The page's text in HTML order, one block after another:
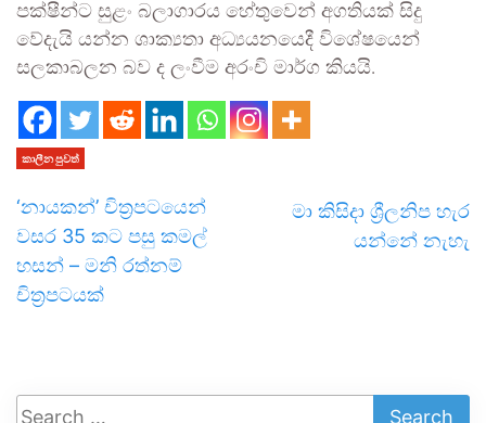
පක්ෂීන්ට සුළං බලාගාරය හේතුවෙන් අගතියක් සිදු
වේදැයි යන්න ශාක්‍යතා අධ්‍යයනයෙදී විශේෂයෙන්
සලකාබලන බව ද ලංවීම අරංචි මාර්ග කියයි.
කාලීන පුවත්
‘නායකන්’ චිත්‍රපටයෙන්
වසර 35 කට පසු කමල්
හසන් – මනි රත්නම්
චිත්‍රපටයක්
මා කිසිදා ශ්‍රීලනිප හැර
යන්නේ නැහැ